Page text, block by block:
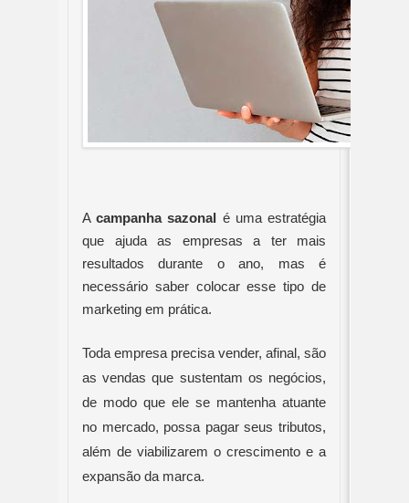
A campanha sazonal
é uma estratégia
que ajuda as empresas a ter mais
resultados durante o ano, mas é
necessário saber colocar esse tipo de
marketing em prática.
Toda empresa precisa vender, afinal, são
as vendas que sustentam os negócios,
de modo que ele se mantenha atuante
no mercado, possa pagar seus tributos,
além de viabilizarem o crescimento e a
expansão da marca.